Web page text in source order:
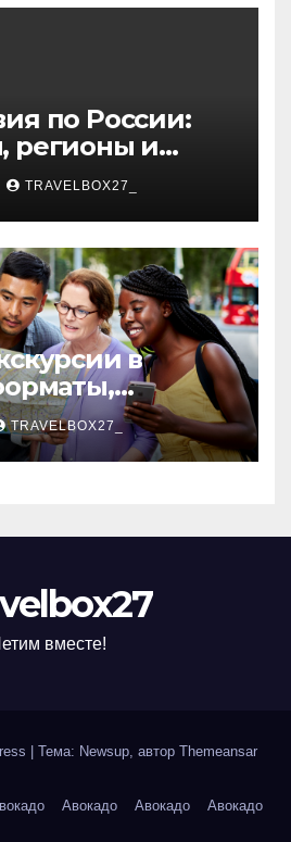
по России:
регионы и
поездок
TRAVELBOX27_
в
особенности
TRAVELBOX27_
вместе!
Тема: Newsup, автор Themeansar
Авокадо Авокадо Авокадо